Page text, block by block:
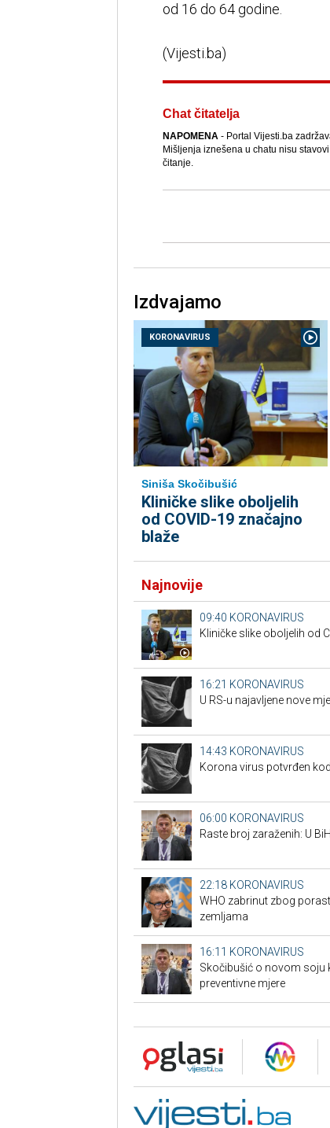
od 16 do 64 godine.
(Vijesti.ba)
Chat čitatelja
NAPOMENA- Portal Vijesti.ba
Mišljenja iznešena u chatu nisu
čitanje.
Izdvajamo
KORONAVIRUS
Siniša Skočibušić
Kliničke slike oboljelih
od COVID-19 značajno
blaže
Najnovije
09:40 KORONAVIRUS
Kliničke slike oboljelih od
16:21 KORONAVIRUS
U RS-u najavljene nove
14:43 KORONAVIRUS
Korona virus potvrđen
06:00 KORONAVIRUS
Raste broj zaraženih: U
22:18 KORONAVIRUS
WHO zabrinut zbog
zemljama
16:11 KORONAVIRUS
Skočibušić o novom soju
preventivne mjere